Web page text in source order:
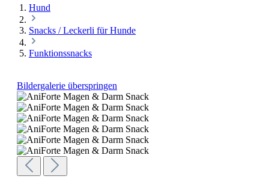
Hund
Snacks / Leckerli für Hunde
Funktionssnacks
Bildergalerie überspringen